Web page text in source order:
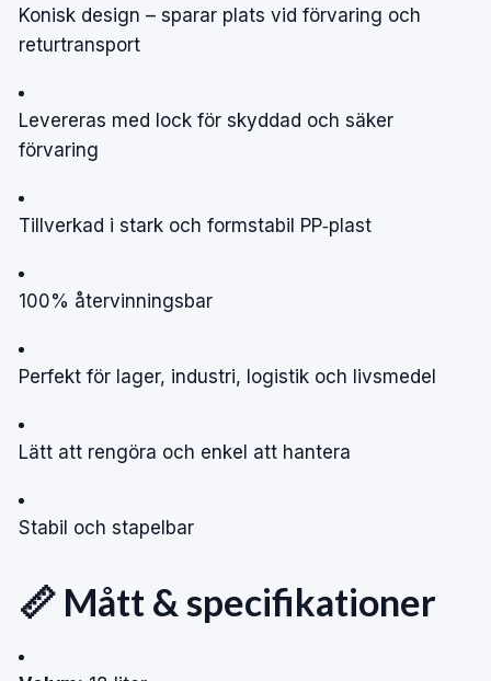
Konisk design – sparar plats vid förvaring och
returtransport
Levereras med lock för skyddad och säker
förvaring
Tillverkad i stark och formstabil PP‑plast
100% återvinningsbar
Perfekt för lager, industri, logistik och livsmedel
Lätt att rengöra och enkel att hantera
Stabil och stapelbar
📏 Mått & specifikationer